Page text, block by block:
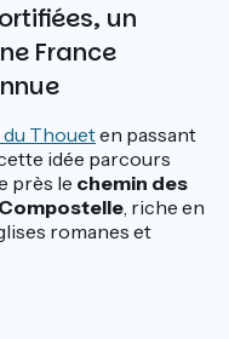
un
France
du Thoueten passant
idée parcours
près le chemin des
, riche en
romanes et